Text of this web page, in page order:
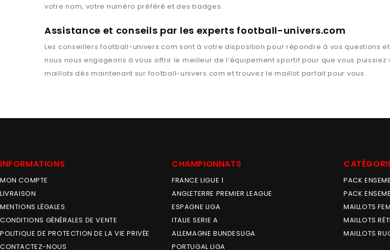
votre nom, votre numéro préféré et des badges.
Assistance et conseils par les experts football-univers.com
Les conseillersfootball-univers.com sont à votre disposition pour répondre à vos questions
nous nous engageons à vous offrir le meilleur de l’équipement sportif pour que vous puissiez
maillots dès maintenant sur football-univers.com et trouvez le maillot parfait pour vous.
INFORMATIONS
MON COMPTE
LIVRAISON
MENTIONS LÉGALES
CONDITIONS GÉNÉRALES DE VENTE
POLITIQUE DE PROTECTION DE LA VIE PRIVÉE
CONTACTEZ-NOUS
CHAMPIONNATS
FRANCE LIGUE 1
ANGLETERRE PREMIER LEAGUE
ESPAGNE LIGA
ITALIE SERIE A
ALLEMAGNE BUNDESLIGA
PORTUGAL LIGA
PACK
PACK
MAILLOTS
MAILLOTS
MAILLOTS